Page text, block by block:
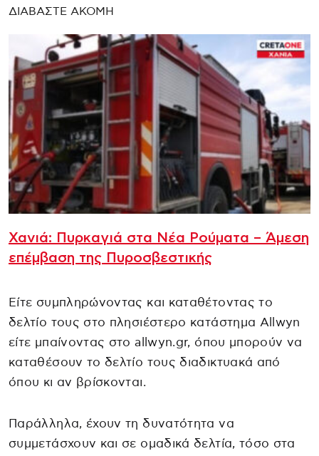
ΔΙΑΒΑΣΤΕ ΑΚΟΜΗ
Χανιά: Πυρκαγιά στα Νέα Ρούματα – Άμεση
επέμβαση της Πυροσβεστικής
Είτε συμπληρώνοντας και καταθέτοντας το
δελτίο τους στο πλησιέστερο κατάστημα Allwyn
είτε μπαίνοντας στο allwyn.gr, όπου μπορούν να
καταθέσουν το δελτίο τους διαδικτυακά από
όπου κι αν βρίσκονται.
Παράλληλα, έχουν τη δυνατότητα να
συμμετάσχουν και σε ομαδικά δελτία, τόσο στα